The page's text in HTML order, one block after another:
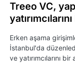
Treeo VC,
Erken aşama
İstanbul'da
ve yatırımcılarını